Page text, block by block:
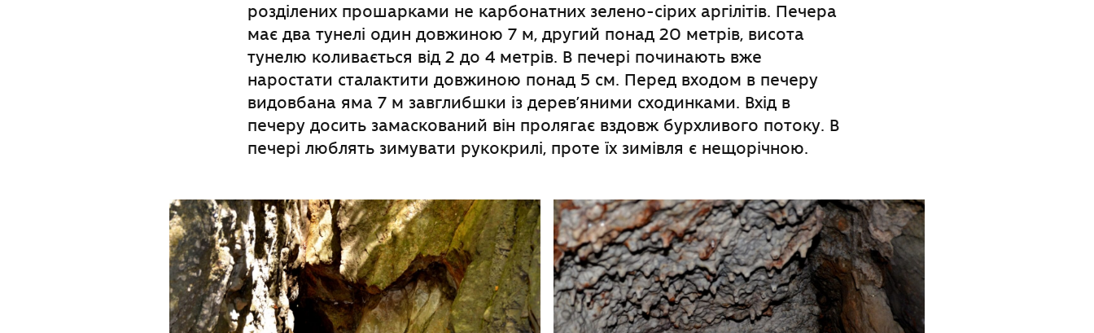
розділених прошарками не карбонатних зелено-сірих аргілітів. Печера
має два тунелі один довжиною 7 м, другий понад 20 метрів, висота
тунелю коливається від 2 до 4 метрів. В печері починають вже
наростати сталактити довжиною понад 5 см. Перед входом в печеру
видовбана яма 7 м завглибшки із дерев’яними сходинками. Вхід в
печеру досить замаскований він пролягає вздовж бурхливого потоку. В
печері люблять зимувати рукокрилі, проте їх зимівля є нещорічною.